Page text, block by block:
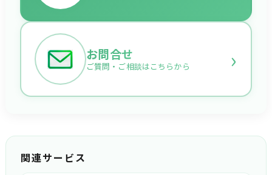
お問合せ
ご質問・ご相談はこちらから ›
関連サービス